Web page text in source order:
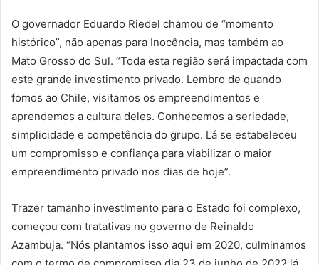
O governador Eduardo Riedel chamou de “momento
histórico”, não apenas para Inocência, mas também ao
Mato Grosso do Sul. “Toda esta região será impactada com
este grande investimento privado. Lembro de quando
fomos ao Chile, visitamos os empreendimentos e
aprendemos a cultura deles. Conhecemos a seriedade,
simplicidade e competência do grupo. Lá se estabeleceu
um compromisso e confiança para viabilizar o maior
empreendimento privado nos dias de hoje”.
Trazer tamanho investimento para o Estado foi complexo,
começou com tratativas no governo de Reinaldo
Azambuja. “Nós plantamos isso aqui em 2020, culminamos